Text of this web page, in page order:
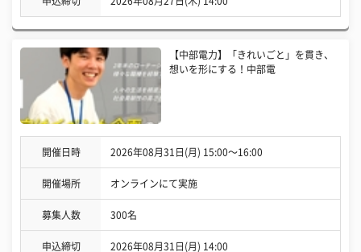
【中部電力】「きれいごと」を貫き、
想いを形にする！中部電
開催日時 2026年08月31日(月) 15:00〜16:00
開催場所 オンラインにて実施
募集人数 300名
申込締切 2026年08月31日(月) 14:00